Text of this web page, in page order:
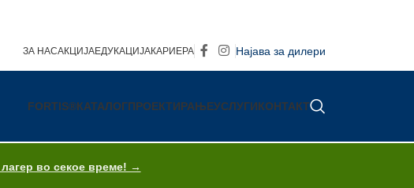
ЗА НАСАКЦИЈАЕДУКАЦИЈАКАРИЕРА Најава за дилери
FORTIS®КАТАЛОГПРОЕКТИРАЊЕУСЛУГИКОНТАКТ
во секое време! →